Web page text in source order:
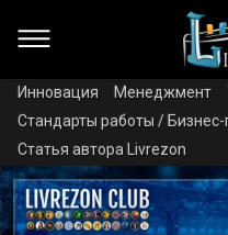
Инновация Менеджмент
Стандарты работы /
Статья автора Livrezon